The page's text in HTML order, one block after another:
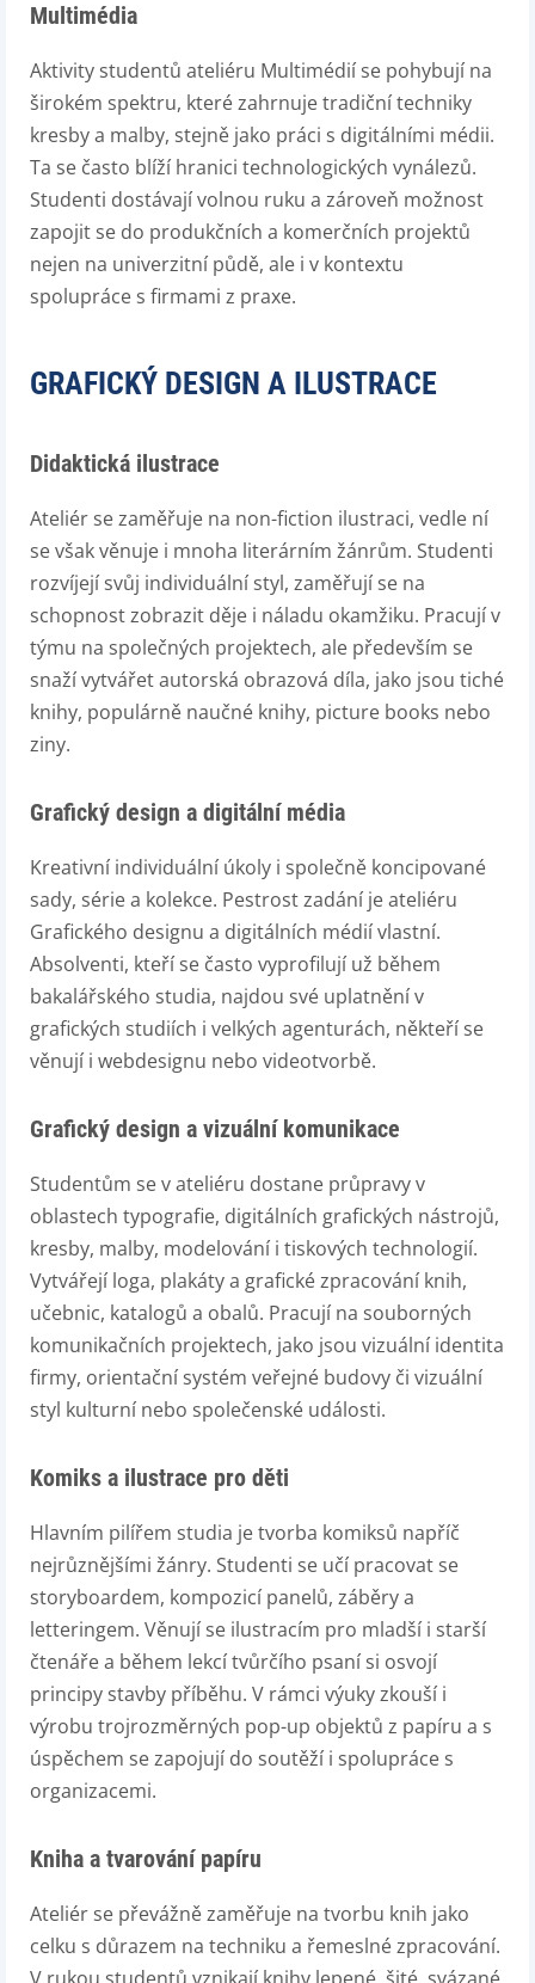
Multimédia
Aktivity studentů ateliéru Multimédií se pohybují na
širokém spektru, které zahrnuje tradiční techniky
kresby a malby, stejně jako práci s digitálními médii.
Ta se často blíží hranici technologických vynálezů.
Studenti dostávají volnou ruku a zároveň možnost
zapojit se do produkčních a komerčních projektů
nejen na univerzitní půdě, ale i v kontextu
spolupráce s firmami z praxe.
GRAFICKÝ DESIGN A ILUSTRACE
Didaktická ilustrace
Ateliér se zaměřuje na non-fiction ilustraci, vedle ní
se však věnuje i mnoha literárním žánrům. Studenti
rozvíjejí svůj individuální styl, zaměřují se na
schopnost zobrazit děje i náladu okamžiku. Pracují v
týmu na společných projektech, ale především se
snaží vytvářet autorská obrazová díla, jako jsou tiché
knihy, populárně naučné knihy, picture books nebo
ziny.
Grafický design a digitální média
Kreativní individuální úkoly i společně koncipované
sady, série a kolekce. Pestrost zadání je ateliéru
Grafického designu a digitálních médií vlastní.
Absolventi, kteří se často vyprofilují už během
bakalářského studia, najdou své uplatnění v
grafických studiích i velkých agenturách, někteří se
věnují i webdesignu nebo videotvorbě.
Grafický design a vizuální komunikace
Studentům se v ateliéru dostane průpravy v
oblastech typografie, digitálních grafických nástrojů,
kresby, malby, modelování i tiskových technologií.
Vytvářejí loga, plakáty a grafické zpracování knih,
učebnic, katalogů a obalů. Pracují na souborných
komunikačních projektech, jako jsou vizuální identita
firmy, orientační systém veřejné budovy či vizuální
styl kulturní nebo společenské události.
Komiks a ilustrace pro děti
Hlavním pilířem studia je tvorba komiksů napříč
nejrůznějšími žánry. Studenti se učí pracovat se
storyboardem, kompozicí panelů, záběry a
letteringem. Věnují se ilustracím pro mladší i starší
čtenáře a během lekcí tvůrčího psaní si osvojí
principy stavby příběhu. V rámci výuky zkouší i
výrobu trojrozměrných pop-up objektů z papíru a s
úspěchem se zapojují do soutěží i spolupráce s
organizacemi.
Kniha a tvarování papíru
Ateliér se převážně zaměřuje na tvorbu knih jako
celku s důrazem na techniku a řemeslné zpracování.